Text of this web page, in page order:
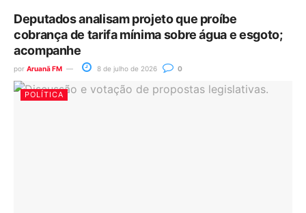
Deputados analisam projeto que proíbe
cobrança de tarifa mínima sobre água e esgoto;
acompanhe
por Aruanã FM 8 de julho de 2026 0
POLÍTICA